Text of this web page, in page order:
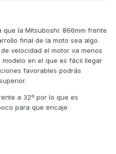
la Mitsuboshi: 866mm frente
final de la moto sea algo
velocidad el motor va menos
en el que es fácil llegar
favorables podrás
a 32º por lo que es
para que encaje